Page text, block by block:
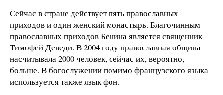
Сейчас в стране действует пять православных
приходов и один женский монастырь. Благочинным
православных приходов Бенина является священник
Тимофей Деведи. В 2004 году православная община
насчитывала 2000 человек, сейчас их, вероятно,
больше. В богослужении помимо французского языка
используется также язык фон.